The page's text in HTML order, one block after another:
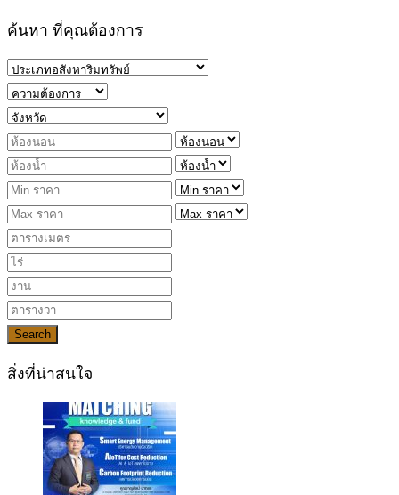
ค้นหา ที่คุณต้องการ
Search
สิ่งที่น่าสนใจ